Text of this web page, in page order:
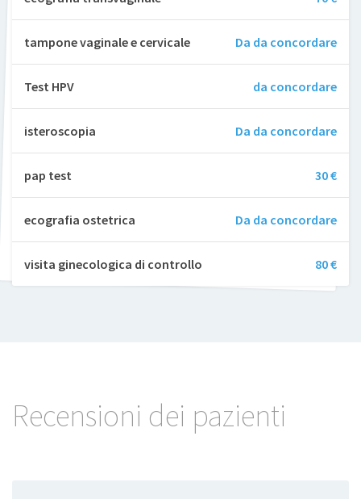
tampone vaginale e cervicale Da da concordare
Test HPV da concordare
isteroscopia Da da concordare
pap test 30 €
ecografia ostetrica Da da concordare
visita ginecologica di controllo 80 €
Recensioni dei pazienti